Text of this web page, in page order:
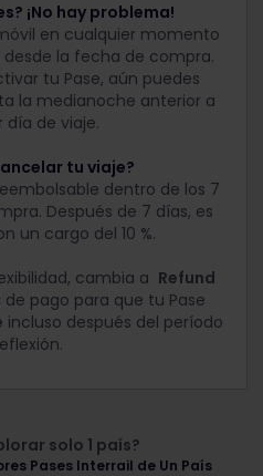
¡No hay problema!
en cualquier momento
desde la fecha de compra.
tu Pase, aún puedes
la medianoche anterior a
día de viaje.
tu viaje?
dentro de los 7
Después de 7 días, es
un cargo del 10 %.
cambia a Refund
de pago para que tu Pase
incluso después del período
solo 1 país?
Pases Interrail de Un País